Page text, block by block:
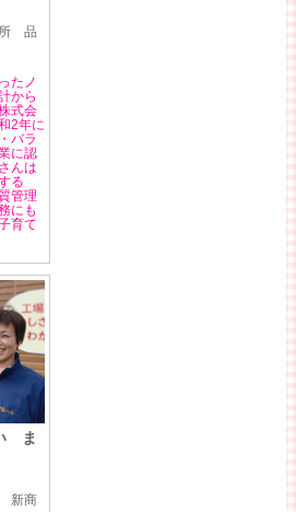
所 品
たノ
から
式会
2年に
バラ
に認
んは
る
管理
にも
育て
ま
新商